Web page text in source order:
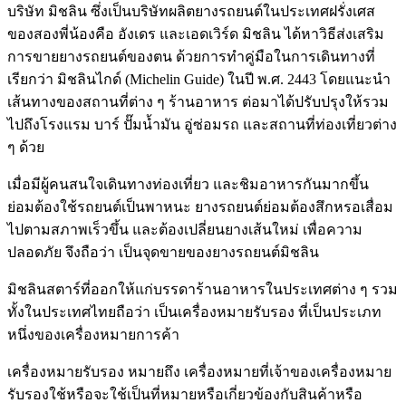
บริษัท มิชลิน ซึ่งเป็นบริษัทผลิตยางรถยนต์ในประเทศฝรั่งเศส
ของสองพี่น้องคือ อังเดร และเอดเวิร์ด มิชลิน ได้หาวิธีส่งเสริม
การขายยางรถยนต์ของตน ด้วยการทำคู่มือในการเดินทางที่
เรียกว่า มิชลินไกด์ (Michelin Guide) ในปี พ.ศ. 2443 โดยแนะนำ
เส้นทางของสถานที่ต่าง ๆ ร้านอาหาร ต่อมาได้ปรับปรุงให้รวม
ไปถึงโรงแรม บาร์ ปั๊มน้ำมัน อู่ซ่อมรถ และสถานที่ท่องเที่ยวต่าง
ๆ ด้วย
เมื่อมีผู้คนสนใจเดินทางท่องเที่ยว และชิมอาหารกันมากขึ้น
ย่อมต้องใช้รถยนต์เป็นพาหนะ ยางรถยนต์ย่อมต้องสึกหรอเสื่อม
ไปตามสภาพเร็วขึ้น และต้องเปลี่ยนยางเส้นใหม่ เพื่อความ
ปลอดภัย จึงถือว่า เป็นจุดขายของยางรถยนต์มิชลิน
มิชลินสตาร์ที่ออกให้แก่บรรดาร้านอาหารในประเทศต่าง ๆ รวม
ทั้งในประเทศไทยถือว่า เป็นเครื่องหมายรับรอง ที่เป็นประเภท
หนึ่งของเครื่องหมายการค้า
เครื่องหมายรับรอง หมายถึง เครื่องหมายที่เจ้าของเครื่องหมาย
รับรองใช้หรือจะใช้เป็นที่หมายหรือเกี่ยวข้องกับสินค้าหรือ